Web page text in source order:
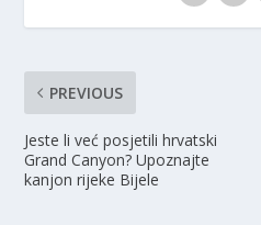
PREVIOUS
Jeste li već posjetili hrvatski
Grand Canyon? Upoznajte
kanjon rijeke Bijele